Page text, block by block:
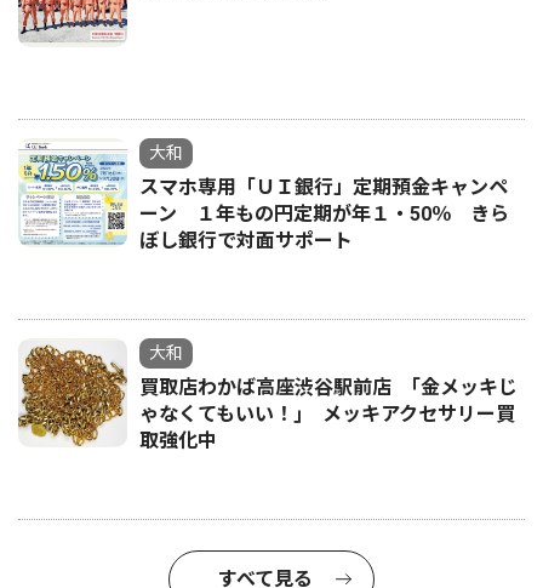
大和
スマホ専用「ＵＩ銀行」定期預金キャンペ
ーン １年もの円定期が年１・50％ きら
ぼし銀行で対面サポート
大和
買取店わかば高座渋谷駅前店 ｢金メッキじ
ゃなくてもいい！｣ メッキアクセサリー買
取強化中
すべて見る